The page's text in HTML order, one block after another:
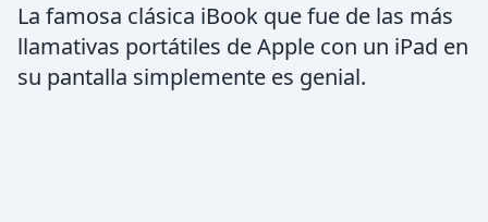
La famosa clásica iBook que fue de las más
llamativas portátiles de Apple con un iPad en
su pantalla simplemente es genial.